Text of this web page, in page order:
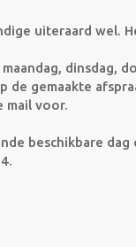
uiteraard wel.
dinsdag,
gemaakte
mail voor.
beschikbare dag